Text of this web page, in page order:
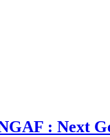
: Next